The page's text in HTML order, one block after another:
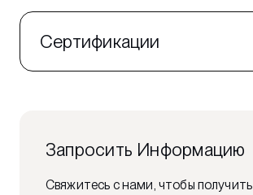
Сертификации
Запросить Информацию
Свяжитесь с нами, чтобы получить